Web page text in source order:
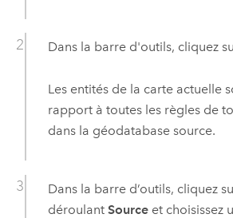
Dans la barre d'outils, cliquez
Les entités de la carte actuelle
rapport à toutes les règles de
dans la géodatabase source.
Dans la barre d’outils, cliquez
déroulant Sourceet choisissez